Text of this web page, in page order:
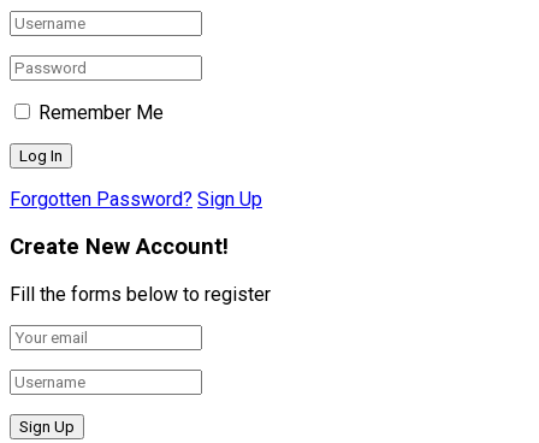
Remember Me
Forgotten Password? Sign Up
Create New Account!
Fill the forms below to register